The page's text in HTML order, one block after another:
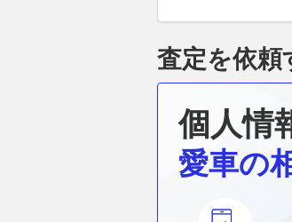
査定を依頼
個人情
愛車の